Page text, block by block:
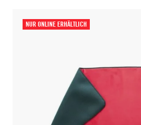
NUR ONLINE ERHÄLTLICH